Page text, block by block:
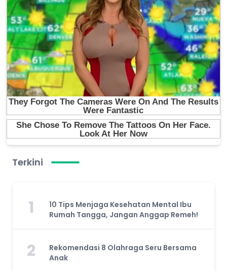
Terkini
1
10 Tips Menjaga Kesehatan Mental Ibu
Rumah Tangga, Jangan Anggap Remeh!
2
Rekomendasi 8 Olahraga Seru Bersama
Anak